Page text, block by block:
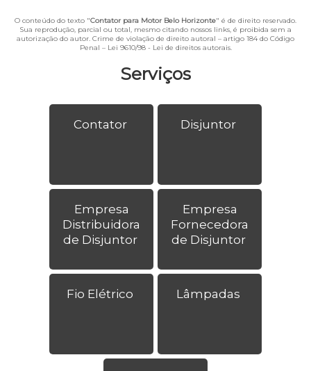
Serviços
Contator Disjuntor
Empresa
Distribuidora
de Disjuntor
Empresa
Fornecedora
de Disjuntor
Fio Elétrico Lâmpadas
O conteúdo do texto "Contator para Motor Belo Horizonte" é de direito reservado.
Sua reprodução, parcial ou total, mesmo citando nossos links, é proibida sem a
autorização do autor. Crime de violação de direito autoral – artigo 184 do Código
Penal – Lei 9610/98 - Lei de direitos autorais.